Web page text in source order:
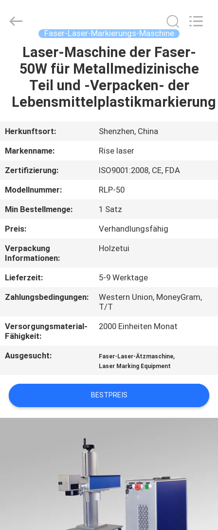
HEIM
PRODUKTE
SHOW
UNS
FABRIK-
TOUR
QUALITÄTSKONTROLLE
UNS
FORDERN
SIE
ANGEBOT
AN
Faser-Laser-Markierungs-Maschine
Laser-Maschine der Faser-
50W für Metallmedizinische
Teil und -Verpacken- der
Lebensmittelplastikmarkierung
Herkunftsort:
Shenzhen, China
Markenname:
Rise laser
Zertifizierung:
ISO9001:2008, CE, FDA
Modellnummer:
RLP-50
Min Bestellmenge:
1 Satz
Preis:
Verhandlungsfähig
Verpackung
Informationen:
Holzetui
Lieferzeit:
5-9 Werktage
Zahlungsbedingungen:
Western Union, MoneyGram,
T/T
Versorgungsmaterial-
Fähigkeit:
2000 Einheiten Monat
Ausgesucht: Faser-Laser-Ätzmaschine,
Laser Marking Equipment
BESTPREIS